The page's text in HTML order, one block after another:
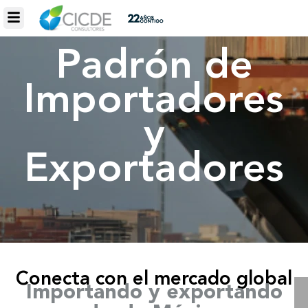
Padrón de
Importadores
y
Exportadores
Conecta con el mercado global​
Importando y exportando